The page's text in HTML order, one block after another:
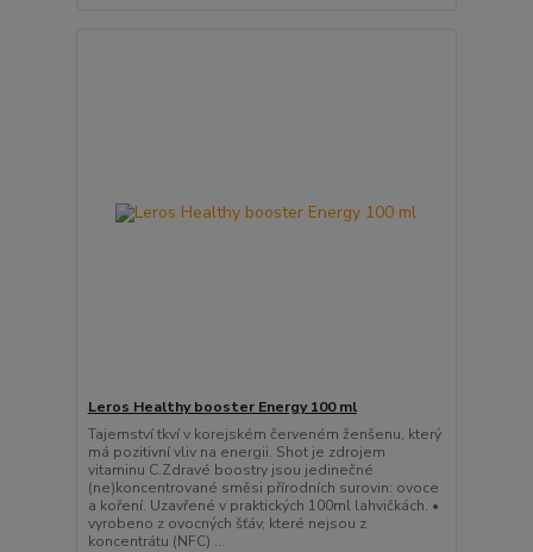
Leros Healthy booster Energy 100 ml
Tajemství tkví v korejském červeném ženšenu, který
má pozitivní vliv na energii. Shot je zdrojem
vitaminu C.Zdravé boostry jsou jedinečné
(ne)koncentrované směsi přírodních surovin: ovoce
a koření. Uzavřené v praktických 100ml lahvičkách. •
vyrobeno z ovocných šťáv, které nejsou z
koncentrátu (NFC) ...